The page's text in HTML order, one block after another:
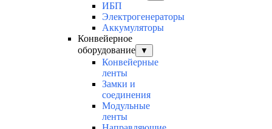
ИБП
Электрогенераторы
Аккумуляторы
Конвейерное
оборудование
▼
Конвейерные
ленты
Замки и
соединения
Модульные
ленты